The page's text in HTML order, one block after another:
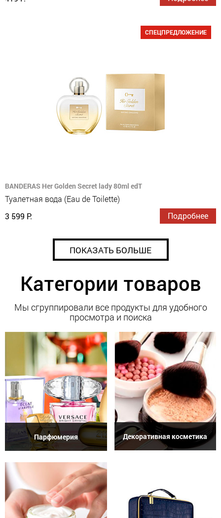
СПЕЦПРЕДЛОЖЕНИЕ
BANDERAS Her Golden Secret lady 80ml edT
Туалетная вода (Eau de Toilette)
3 599 Р.
Подробнее
ПОКАЗАТЬ БОЛЬШЕ
Категории товаров
Мы сгруппировали все продукты для удобного
просмотра и поиска
Парфюмерия Декоративная косметика